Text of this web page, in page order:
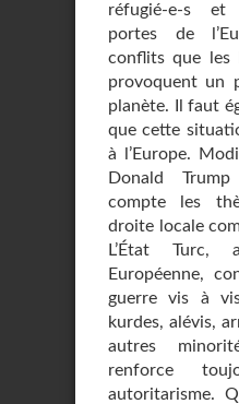
réfugié-e-s et
portes de
conflits que les
provoquent un
planète. Il faut
que cette
à l’Europe.
Donald
compte les
droite locale
L’État Turc,
Européenne,
guerre vis à
kurdes, alévis,
autres
renforce
autoritarisme.